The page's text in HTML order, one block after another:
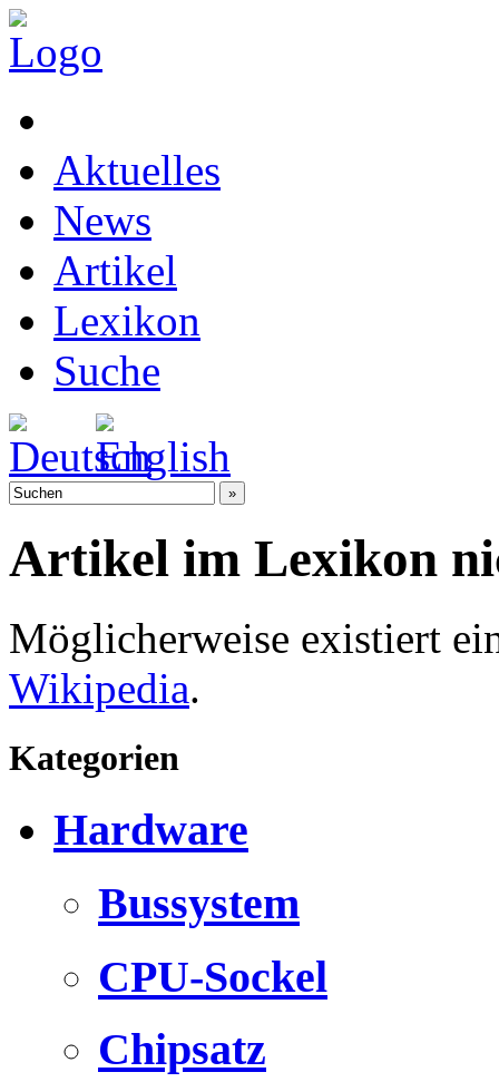
Aktuelles
News
Artikel
Lexikon
Suche
Artikel im Lexikon
Möglicherweise existiert
Wikipedia.
Kategorien
Hardware
Bussystem
CPU-Sockel
Chipsatz